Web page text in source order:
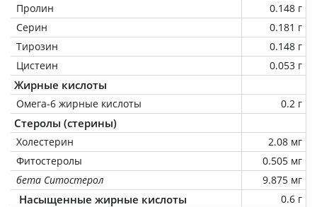
Пролин
0.148 г
Серин
0.181 г
Тирозин
0.148 г
Цистеин
0.053 г
Жирные кислоты
Омега-6 жирные кислоты 0.2 г
Стеролы (стерины)
Холестерин
2.08 мг
Фитостеролы
0.505 мг
бета Ситостерол
9.875 мг
Насыщенные жирные кислоты
0.6 г